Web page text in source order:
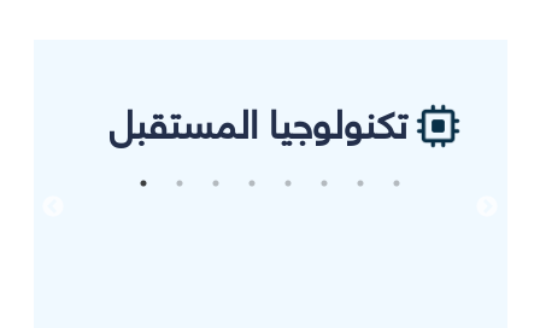
تكنولوجيا المستقبل